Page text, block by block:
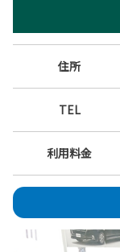
住所
TEL
利用料金